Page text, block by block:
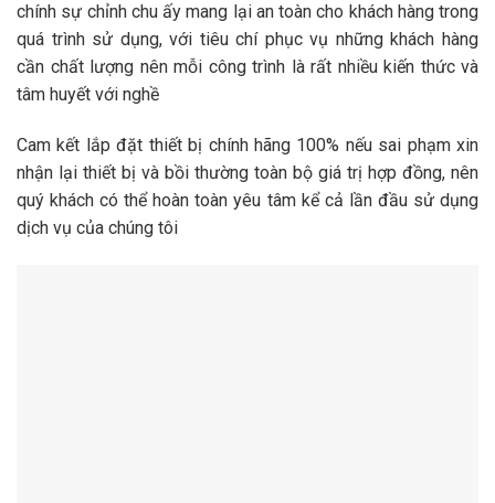
chính sự chỉnh chu ấy mang lại an toàn cho khách hàng trong
quá trình sử dụng, với tiêu chí phục vụ những khách hàng
cần chất lượng nên mỗi công trình là rất nhiều kiến thức và
tâm huyết với nghề
Cam kết lắp đặt thiết bị chính hãng 100% nếu sai phạm xin
nhận lại thiết bị và bồi thường toàn bộ giá trị hợp đồng, nên
quý khách có thể hoàn toàn yêu tâm kể cả lần đầu sử dụng
dịch vụ của chúng tôi